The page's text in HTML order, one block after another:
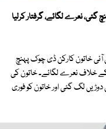
نعرے لگائے، گرفتار کرلیا
خاتون کارکن ڈی چوک پہنچ
خلاف نعرے لگائے۔ خاتون کی
لگ گئی اور خاتون کو فوری